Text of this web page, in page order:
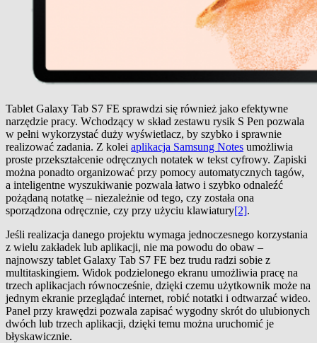
Tablet Galaxy Tab S7 FE sprawdzi się również jako efektywne
narzędzie pracy. Wchodzący w skład zestawu rysik S Pen pozwala
w pełni wykorzystać duży wyświetlacz, by szybko i sprawnie
realizować zadania. Z kolei aplikacja Samsung Notes umożliwia
proste przekształcenie odręcznych notatek w tekst cyfrowy. Zapiski
można ponadto organizować przy pomocy automatycznych tagów,
a inteligentne wyszukiwanie pozwala łatwo i szybko odnaleźć
pożądaną notatkę – niezależnie od tego, czy została ona
sporządzona odręcznie, czy przy użyciu klawiatury[2].
Jeśli realizacja danego projektu wymaga jednoczesnego korzystania
z wielu zakładek lub aplikacji, nie ma powodu do obaw –
najnowszy tablet Galaxy Tab S7 FE bez trudu radzi sobie z
multitaskingiem. Widok podzielonego ekranu umożliwia pracę na
trzech aplikacjach równocześnie, dzięki czemu użytkownik może na
jednym ekranie przeglądać internet, robić notatki i odtwarzać wideo.
Panel przy krawędzi pozwala zapisać wygodny skrót do ulubionych
dwóch lub trzech aplikacji, dzięki temu można uruchomić je
błyskawicznie.